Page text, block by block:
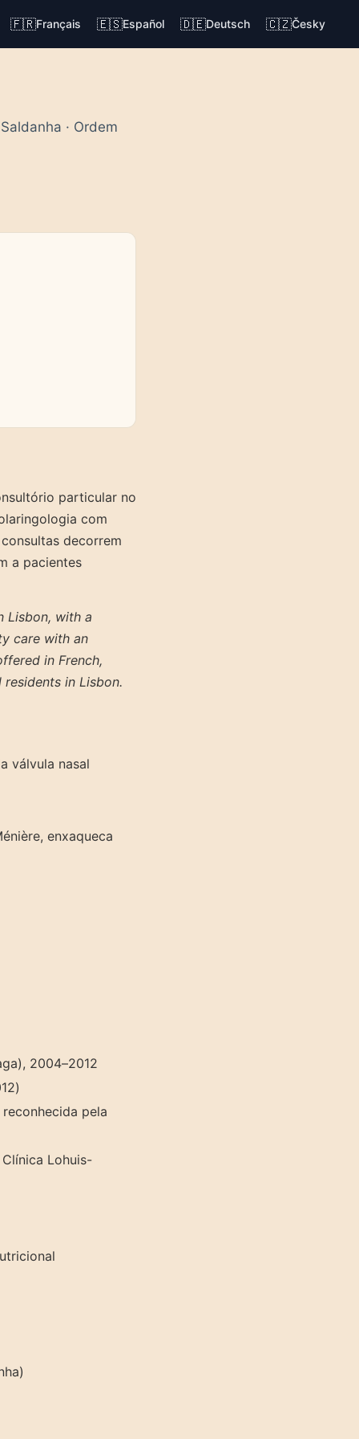
🇫🇷Français 🇪🇸Español 🇩🇪Deutsch 🇨🇿Česky
· Ordem
particular no
com
decorrem
a pacientes
Lisbon, with a
care with an
in French,
in Lisbon.
válvula nasal
enxaqueca
2004–2012
pela
Lohuis-